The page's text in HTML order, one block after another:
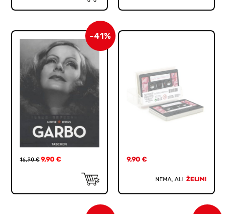
-41%
16,90€ 9,90€ 9,90 €
NEMA, ALI ŽELIM!